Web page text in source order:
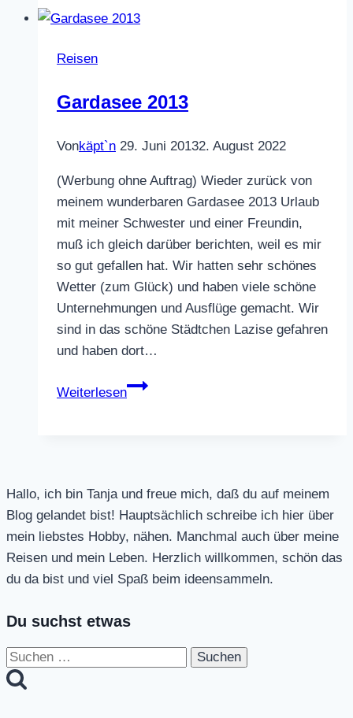
und
Reisen
Gardasee 2013
Vonkäpt`n 29. Juni 20132. August 2022
(Werbung ohne Auftrag) Wieder zurück von
meinem wunderbaren Gardasee 2013 Urlaub
mit meiner Schwester und einer Freundin,
muß ich gleich darüber berichten, weil es mir
so gut gefallen hat. Wir hatten sehr schönes
Wetter (zum Glück) und haben viele schöne
Unternehmungen und Ausflüge gemacht. Wir
sind in das schöne Städtchen Lazise gefahren
und haben dort…
Weiterlesen
Gardasee
Hallo, ich bin Tanja und freue mich, daß du auf meinem
Blog gelandet bist! Hauptsächlich schreibe ich hier über
mein liebstes Hobby, nähen. Manchmal auch über meine
Reisen und mein Leben. Herzlich willkommen, schön das
du da bist und viel Spaß beim ideensammeln.
Du suchst etwas
Suchen
nach: